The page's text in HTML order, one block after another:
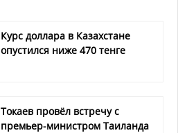
Курс доллара в Казахстане
опустился ниже 470 тенге
Токаев провёл встречу с
премьер-министром Таиланда